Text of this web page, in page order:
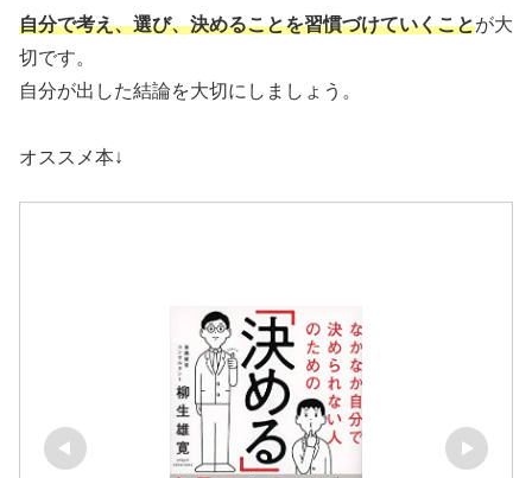
自分で考え、選び、決めることを習慣づけていくことが大
切です。
自分が出した結論を大切にしましょう。
オススメ本↓